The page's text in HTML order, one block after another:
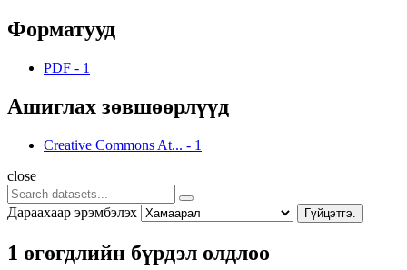
Форматууд
PDF - 1
Ашиглах зөвшөөрлүүд
Creative Commons At... - 1
close
Дараахаар эрэмбэлэх Гүйцэтгэ.
1 өгөгдлийн бүрдэл олдлоо